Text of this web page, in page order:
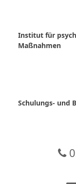
Institut für
Maßnahmen
Schulungs- und